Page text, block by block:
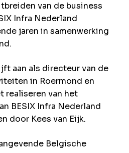
van de business
Infra Nederland
jaren in samenwerking
aan als directeur van de
in Roermond en
realiseren van het
BESIX Infra Nederland
door Kees van Eijk.
Belgische